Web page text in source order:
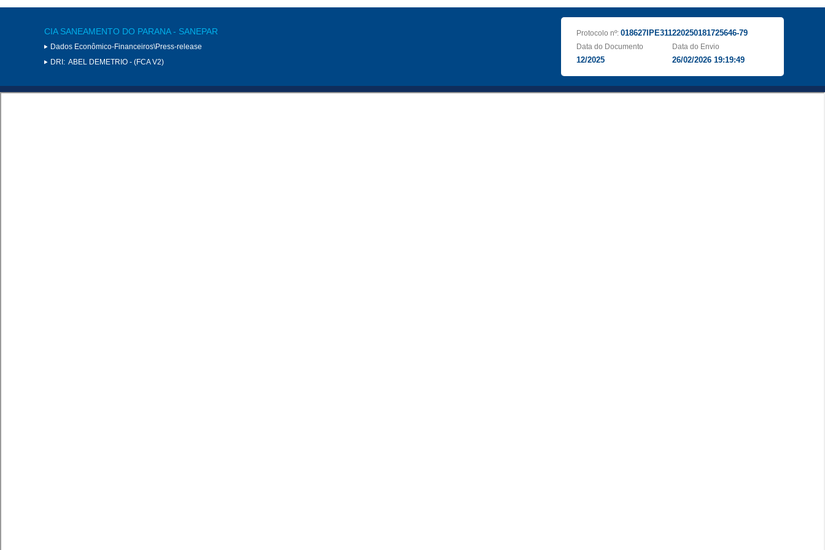
CIA SANEAMENTO DO PARANA - SANEPAR
Dados Econômico-Financeiros\Press-release
DRI: ABEL DEMETRIO - (FCA V2)
Protocolo nº: 018627IPE311220250181725646-79
Data do Documento
12/2025
Data do Envio
26/02/2026 19:19:49